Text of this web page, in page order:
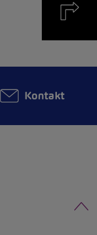
Kontakt